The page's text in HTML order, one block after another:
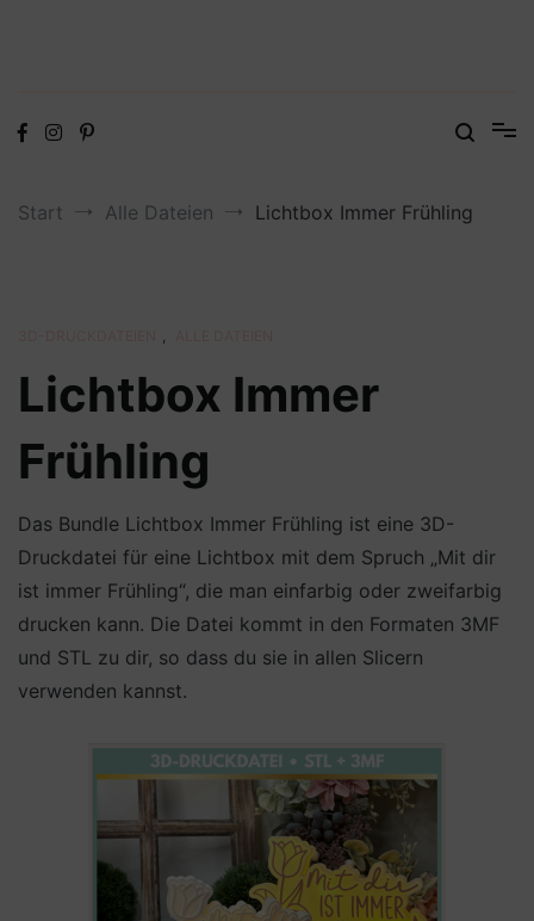
Start Alle Dateien Lichtbox Immer Frühling
,
Lichtbox Immer
Frühling
Das Bundle Lichtbox Immer Frühling ist eine 3D-
Druckdatei für eine Lichtbox mit dem Spruch „Mit dir
ist immer Frühling“, die man einfarbig oder zweifarbig
drucken kann. Die Datei kommt in den Formaten 3MF
und STL zu dir, so dass du sie in allen Slicern
verwenden kannst.